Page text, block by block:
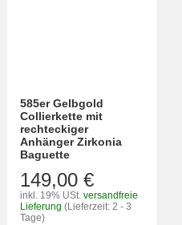
585er Gelbgold
Collierkette mit
rechteckiger
Anhänger Zirkonia
Baguette
149,00 €
inkl. 19% USt. versandfreie
Lieferung (Lieferzeit: 2 - 3
Tage)